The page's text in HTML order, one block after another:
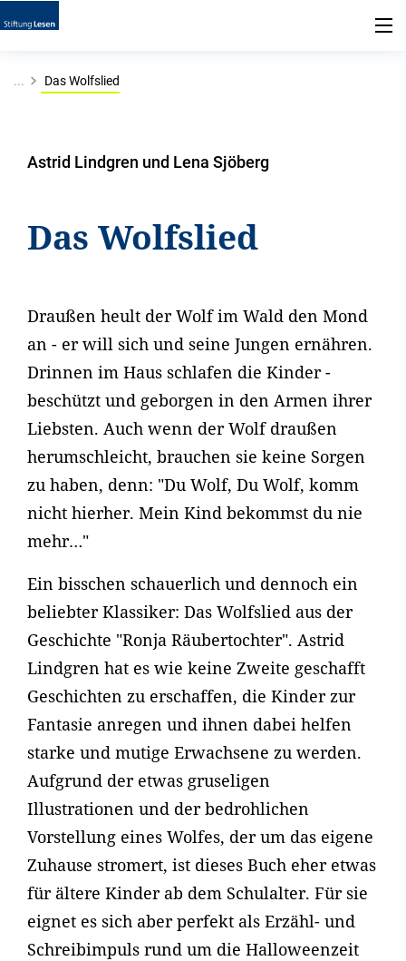
... Das Wolfslied
Astrid Lindgren und Lena Sjöberg
Das Wolfslied
Draußen heult der Wolf im Wald den Mond
an - er will sich und seine Jungen ernähren.
Drinnen im Haus schlafen die Kinder -
beschützt und geborgen in den Armen ihrer
Liebsten. Auch wenn der Wolf draußen
herumschleicht, brauchen sie keine Sorgen
zu haben, denn: "Du Wolf, Du Wolf, komm
nicht hierher. Mein Kind bekommst du nie
mehr…"
Ein bisschen schauerlich und dennoch ein
beliebter Klassiker: Das Wolfslied aus der
Geschichte "Ronja Räubertochter". Astrid
Lindgren hat es wie keine Zweite geschafft
Geschichten zu erschaffen, die Kinder zur
Fantasie anregen und ihnen dabei helfen
starke und mutige Erwachsene zu werden.
Aufgrund der etwas gruseligen
Illustrationen und der bedrohlichen
Vorstellung eines Wolfes, der um das eigene
Zuhause stromert, ist dieses Buch eher etwas
für ältere Kinder ab dem Schulalter. Für sie
eignet es sich aber perfekt als Erzähl- und
Schreibimpuls rund um die Halloweenzeit